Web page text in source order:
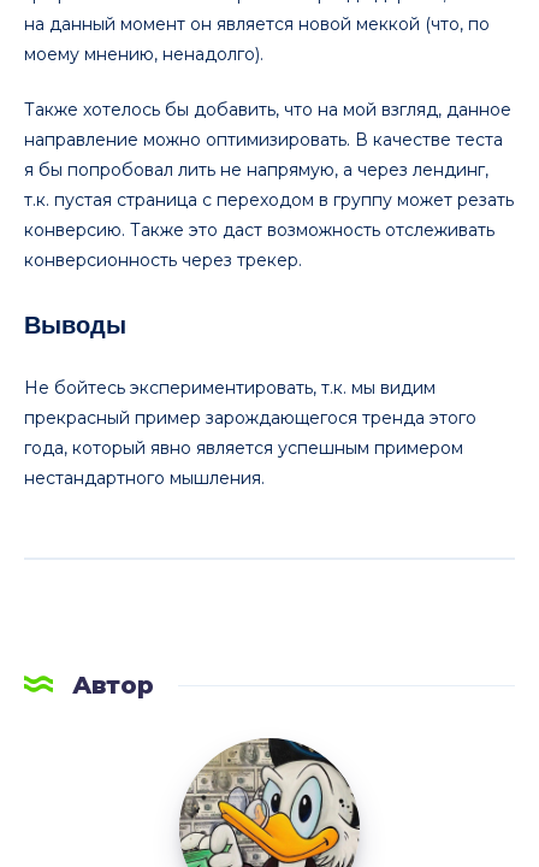
на данный момент он является новой меккой (что, по
моему мнению, ненадолго).
Также хотелось бы добавить, что на мой взгляд, данное
направление можно оптимизировать. В качестве теста
я бы попробовал лить не напрямую, а через лендинг,
т.к. пустая страница с переходом в группу может резать
конверсию. Также это даст возможность отслеживать
конверсионность через трекер.
Выводы
Не бойтесь экспериментировать, т.к. мы видим
прекрасный пример зарождающегося тренда этого
года, который явно является успешным примером
нестандартного мышления.
Автор
LetsAFF